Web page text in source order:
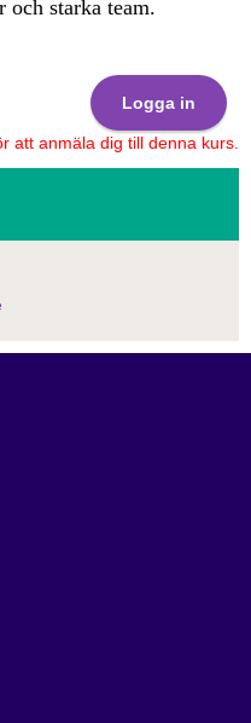
och starka team.
Logga in
att anmäla dig till denna kurs.